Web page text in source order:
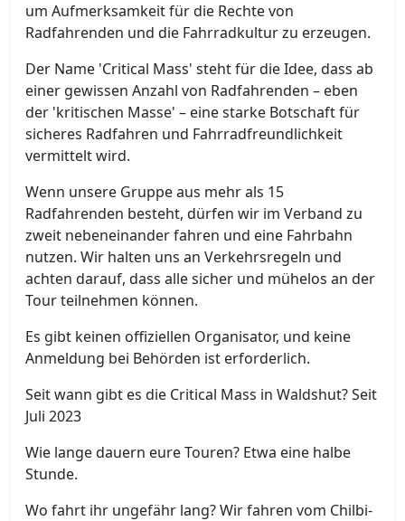
um Aufmerksamkeit für die Rechte von
Radfahrenden und die Fahrradkultur zu erzeugen.
Der Name 'Critical Mass' steht für die Idee, dass ab
einer gewissen Anzahl von Radfahrenden – eben
der 'kritischen Masse' – eine starke Botschaft für
sicheres Radfahren und Fahrradfreundlichkeit
vermittelt wird.
Wenn unsere Gruppe aus mehr als 15
Radfahrenden besteht, dürfen wir im Verband zu
zweit nebeneinander fahren und eine Fahrbahn
nutzen. Wir halten uns an Verkehrsregeln und
achten darauf, dass alle sicher und mühelos an der
Tour teilnehmen können.
Es gibt keinen offiziellen Organisator, und keine
Anmeldung bei Behörden ist erforderlich.
Seit wann gibt es die Critical Mass in Waldshut? Seit
Juli 2023
Wie lange dauern eure Touren? Etwa eine halbe
Stunde.
Wo fahrt ihr ungefähr lang? Wir fahren vom Chilbi-